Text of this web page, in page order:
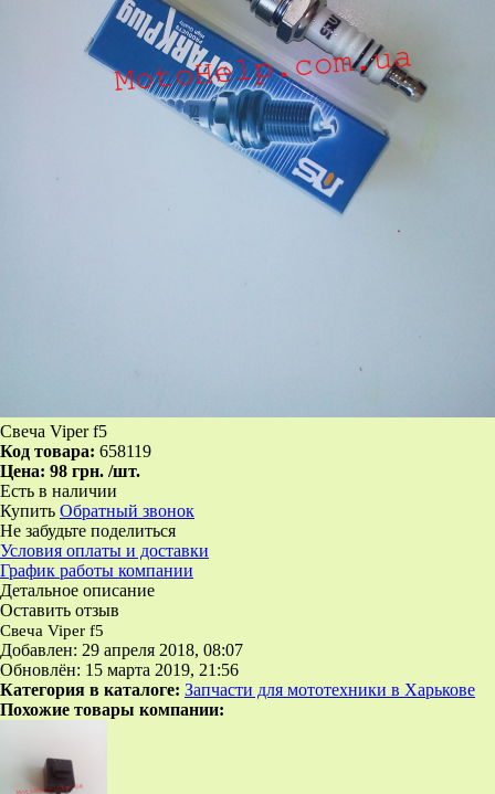
Свеча Viper f5
Код товара: 658119
Цена: 98 грн. /шт.
Есть в наличии
Купить Обратный звонок
Не забудьте поделиться
Условия оплаты и доставки
График работы компании
Детальное описание
Оставить отзыв
Свеча Viper f5
Добавлен: 29 апреля 2018, 08:07
Обновлён: 15 марта 2019, 21:56
Категория в каталоге: Запчасти для мототехники в Харькове
Похожие товары компании: